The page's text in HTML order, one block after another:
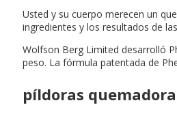
Usted y su cuerpo merecen un
ingredientes y los resultados de
Wolfson Berg Limited desarrolló
peso. La fórmula patentada de
píldoras